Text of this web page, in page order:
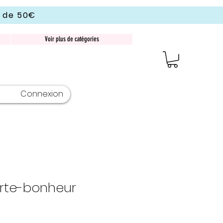
50€
Voir plus de catégories
Connexion
bonheur